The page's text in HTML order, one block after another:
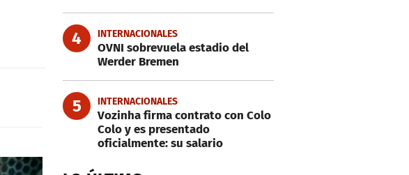
4 INTERNACIONALES
OVNI sobrevuela estadio del
Werder Bremen
5 INTERNACIONALES
Vozinha firma contrato con Colo
Colo y es presentado
oficialmente: su salario